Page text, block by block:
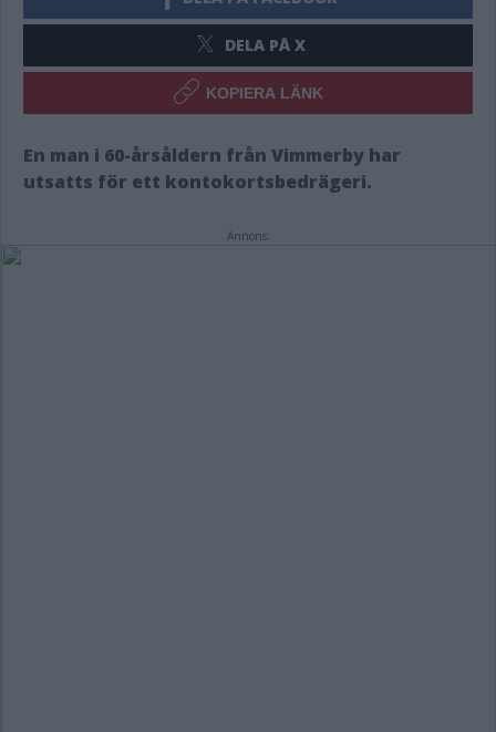
DELA PÅ X
KOPIERA LÄNK
En man i 60-årsåldern från Vimmerby har
utsatts för ett kontokortsbedrägeri.
Annons: